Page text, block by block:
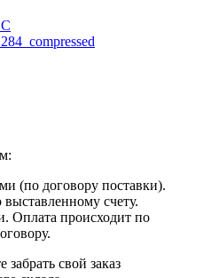
(по договору поставки).
счету.
Оплата происходит по
свой заказ